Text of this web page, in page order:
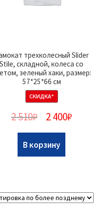
трехколесный Slider
Stile, складной, колеса со
зеленый хаки, размер:
57*25*66 см
СКИДКА*
2 510₽ 2 400₽
В корзину